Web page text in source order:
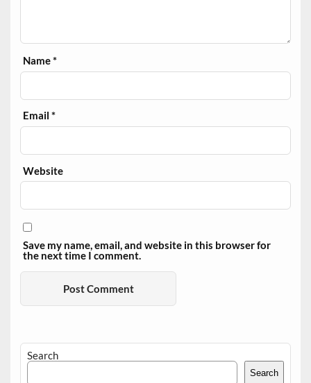
Name*
Email*
Website
Save my name, email, and website in this browser for
the next time I comment.
Search
Search